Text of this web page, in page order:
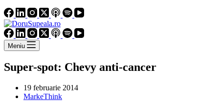
Meniu
Super-spot: Chevy anti-cancer
19 februarie 2014
MarkeThink